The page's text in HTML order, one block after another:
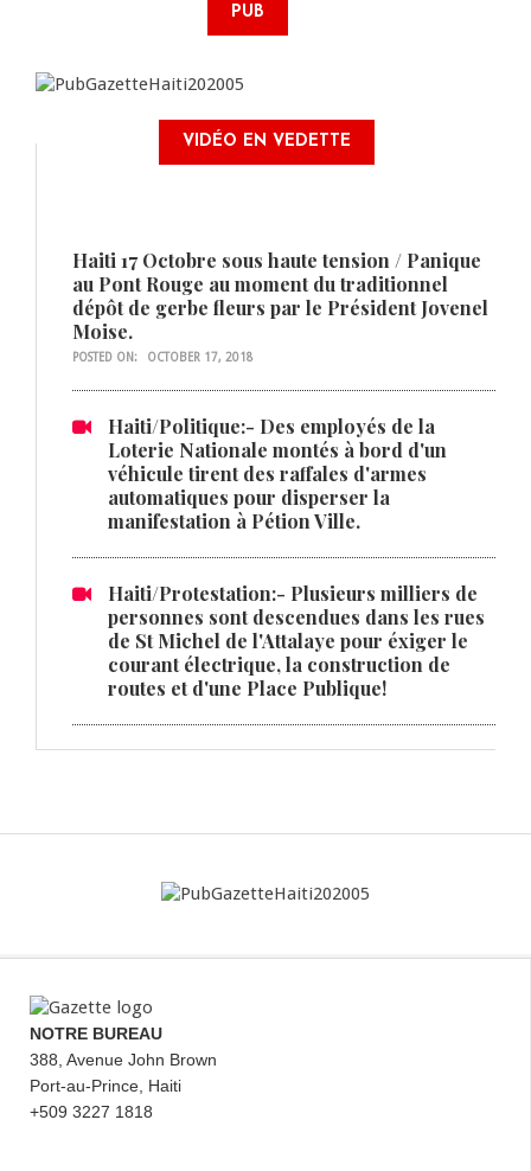
PUB
VIDÉO EN VEDETTE
Haiti 17 Octobre sous haute tension / Panique
au Pont Rouge au moment du traditionnel
dépôt de gerbe fleurs par le Président Jovenel
Moise.
POSTED ON: OCTOBER 17, 2018
Haiti/Politique:- Des employés de la
Loterie Nationale montés à bord d'un
véhicule tirent des raffales d'armes
automatiques pour disperser la
manifestation à Pétion Ville.
Haiti/Protestation:- Plusieurs milliers de
personnes sont descendues dans les rues
de St Michel de l'Attalaye pour éxiger le
courant électrique, la construction de
routes et d'une Place Publique!
NOTRE BUREAU
388, Avenue John Brown
Port-au-Prince, Haiti
+509 3227 1818